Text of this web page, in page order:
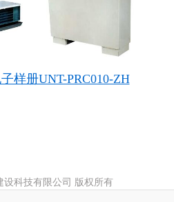
样册UNT-PRC010-ZH
设科技有限公司 版权所有